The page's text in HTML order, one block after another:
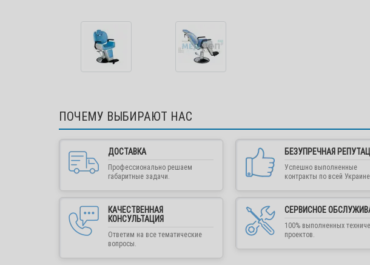
ПОЧЕМУ ВЫБИРАЮТ НАС
ДОСТАВКА
Профессионально решаем
габаритные задачи.
БЕЗУПРЕЧНАЯ
Успешно выполненные
контракты по всей
КАЧЕСТВЕННАЯ
КОНСУЛЬТАЦИЯ
Ответим на все тематические
вопросы.
СЕРВИСНОЕ
100% выполненных
проектов.